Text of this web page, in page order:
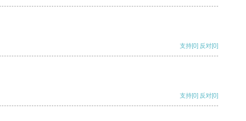
支持[0] 反对[0]
支持[0] 反对[0]